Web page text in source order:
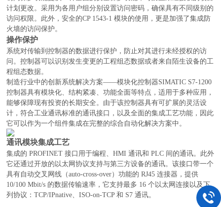
计划更改。采用为各用户组分别设置访问密码，确保具有不同级别的
访问权限。此外，安全的CP 1543-1 模块的使用，更是加强了集成防
火墙的访问保护。
操作保护
系统对传输到控制器的数据进行保护，防止对其进行未经授权的访
问。控制器可以识别发生变更的工程组态数据或者来自陌生设备的工
程组态数据。
制造行业中的创新系统解决方案——模块化控制器SIMATIC S7-1200
控制器具有模块化、结构紧凑、功能全面等特点，适用于多种应用，
能够保障现有投资的长期安全。由于该控制器具有可扩展的灵活设
计，符合工业通讯标准的通讯接口，以及全面的集成工艺功能，因此
它可以作为一个组件集成在完整的综合自动化解决方案中。
通讯模块集成工艺
集成的 PROFINET 接口用于编程、HMI 通讯和 PLC 间的通讯。此外
它还通过开放的以太网协议支持与第三方设备的通讯。该接口带一个
具有自动交叉网线（auto-cross-over）功能的 RJ45 连接器，提供
10/100 Mbit/s 的数据传输速率，它支持最多 16 个以太网连接以及下
列协议：TCP/IPnative、ISO-on-TCP 和 S7 通讯。